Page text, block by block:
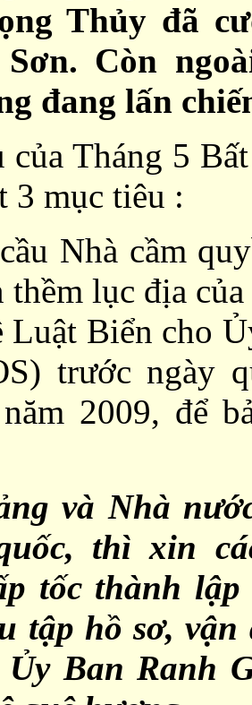
Thủy đã
Còn
đang lấn
của Tháng 5
3 mục tiêu :
Nhà cầm
thềm lục địa
Luật Biển cho
trước ngày
2009, để
và Nhà
thì xin
tốc thành
tập hồ sơ,
Ủy Ban Ranh